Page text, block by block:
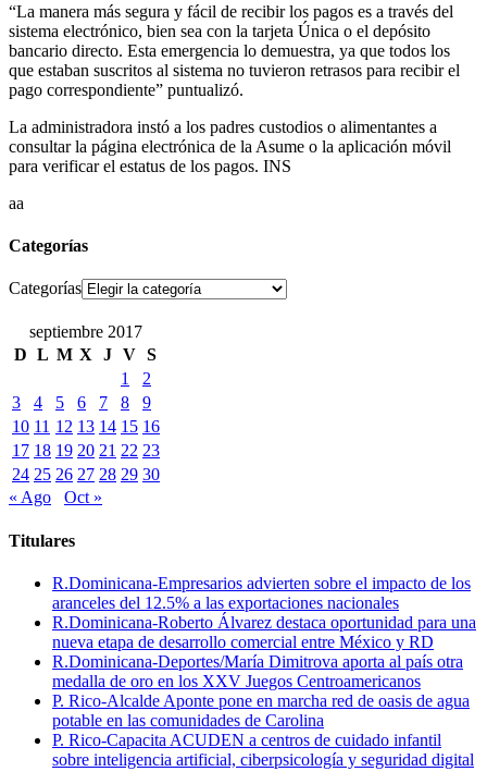
“La manera más segura y fácil de recibir los pagos es a través del
sistema electrónico, bien sea con la tarjeta Única o el depósito
bancario directo. Esta emergencia lo demuestra, ya que todos los
que estaban suscritos al sistema no tuvieron retrasos para recibir el
pago correspondiente” puntualizó.
La administradora instó a los padres custodios o alimentantes a
consultar la página electrónica de la Asume o la aplicación móvil
para verificar el estatus de los pagos. INS
aa
Categorías
Categorías
septiembre 2017
D L M X J V S
1
2
3
4 5 6 7 8
9
10 11 12 13 14 15 16
17 18 19 20 21 22 23
24 25 26 27 28 29 30
« Ago
Oct »
Titulares
R.Dominicana-Empresarios advierten sobre el impacto de los
aranceles del 12.5% a las exportaciones nacionales
R.Dominicana-Roberto Álvarez destaca oportunidad para una
nueva etapa de desarrollo comercial entre México y RD
R.Dominicana-Deportes/María Dimitrova aporta al país otra
medalla de oro en los XXV Juegos Centroamericanos
P. Rico-Alcalde Aponte pone en marcha red de oasis de agua
potable en las comunidades de Carolina
P. Rico-Capacita ACUDEN a centros de cuidado infantil
sobre inteligencia artificial, ciberpsicología y seguridad digital